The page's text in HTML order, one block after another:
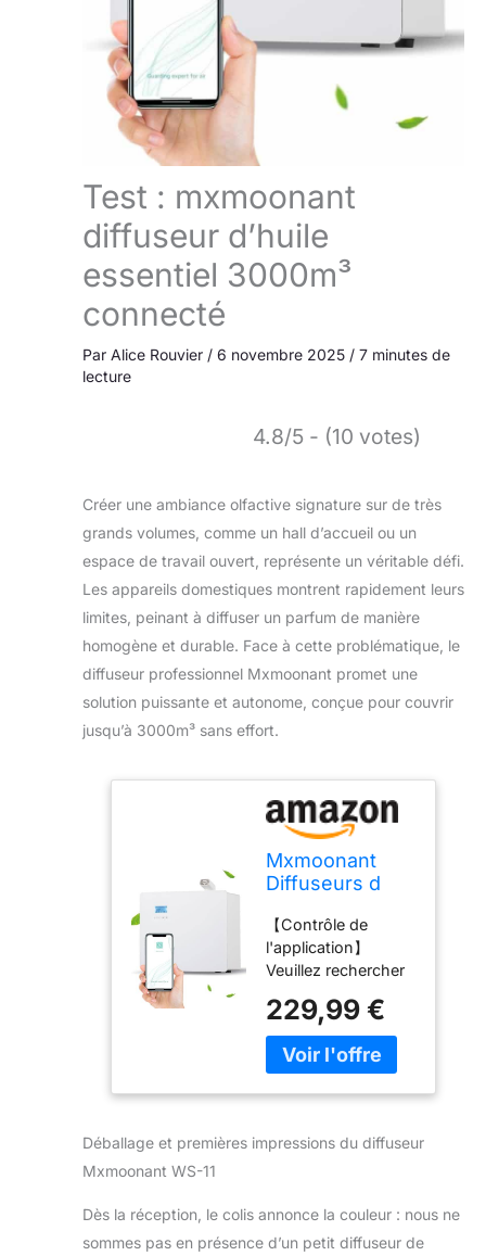
Test : mxmoonant
diffuseur d’huile
essentiel 3000m³
connecté
Par Alice Rouvier / 6 novembre 2025 / 7 minutes de
lecture
4.8/5 - (10 votes)
Créer une ambiance olfactive signature sur de très
grands volumes, comme un hall d’accueil ou un
espace de travail ouvert, représente un véritable défi.
Les appareils domestiques montrent rapidement leurs
limites, peinant à diffuser un parfum de manière
homogène et durable. Face à cette problématique, le
diffuseur professionnel Mxmoonant promet une
solution puissante et autonome, conçue pour couvrir
jusqu’à 3000m³ sans effort.
Mxmoonant
Diffuseurs d
sans Eau,
Mural, Couvrant
3000m³,
1000ml
Bouteille
d'huile,
Electrique,
Contrôle
HVAC
Connectable,
Hotel
【Contrôle de
l'application】
Veuillez rechercher
votre App Store
pour télécharger
l'application
téléphone portable
de concentration de
parfum et des
229,99 €
Déballage et premières impressions du diffuseur
Mxmoonant WS-11
Dès la réception, le colis annonce la couleur : nous ne
sommes pas en présence d’un petit diffuseur de